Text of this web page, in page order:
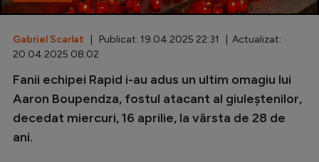
Diverse
Inedit
Gabriel Scarlat | Publicat: 19.04.2025 22:31 | Actualizat:
20.04.2025 08:02
Fanii echipei Rapid i-au adus un ultim omagiu lui
Aaron Boupendza, fostul atacant al giuleștenilor,
decedat miercuri, 16 aprilie, la vârsta de 28 de
ani.